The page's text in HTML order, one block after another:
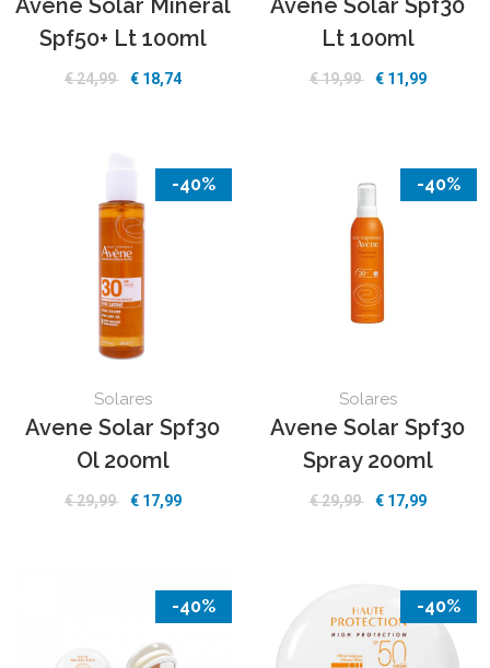
Avene Solar Mineral
Spf50+ Lt 100ml
€ 24,99 € 18,74
Avene Solar Spf30
Lt 100ml
€ 19,99 € 11,99
-40%
Solares
Avene Solar Spf30
Ol 200ml
€ 29,99 € 17,99
-40%
Solares
Avene Solar Spf30
Spray 200ml
€ 29,99 € 17,99
-40% -40%